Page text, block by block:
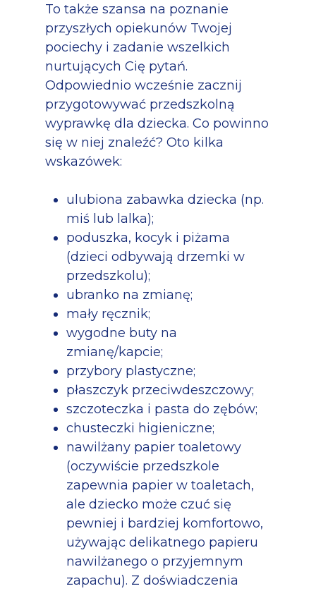
To także szansa na poznanie
przyszłych opiekunów Twojej
pociechy i zadanie wszelkich
nurtujących Cię pytań.
Odpowiednio wcześnie zacznij
przygotowywać przedszkolną
wyprawkę dla dziecka. Co powinno
się w niej znaleźć? Oto kilka
wskazówek:
ulubiona zabawka dziecka (np.
miś lub lalka);
poduszka, kocyk i piżama
(dzieci odbywają drzemki w
przedszkolu);
ubranko na zmianę;
mały ręcznik;
wygodne buty na
zmianę/kapcie;
przybory plastyczne;
płaszczyk przeciwdeszczowy;
szczoteczka i pasta do zębów;
chusteczki higieniczne;
nawilżany papier toaletowy
(oczywiście przedszkole
zapewnia papier w toaletach,
ale dziecko może czuć się
pewniej i bardziej komfortowo,
używając delikatnego papieru
nawilżanego o przyjemnym
zapachu). Z doświadczenia